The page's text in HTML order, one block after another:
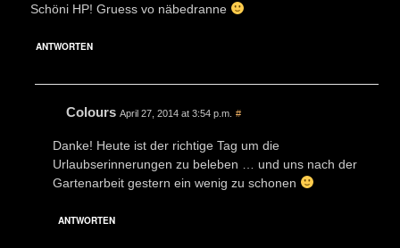
Schöni HP! Gruess vo näbedranne
ANTWORTEN
Colours April 27, 2014 at 3:54 p.m. #
Danke! Heute ist der richtige Tag um die
Urlaubserinnerungen zu beleben … und uns nach der
Gartenarbeit gestern ein wenig zu schonen
ANTWORTEN